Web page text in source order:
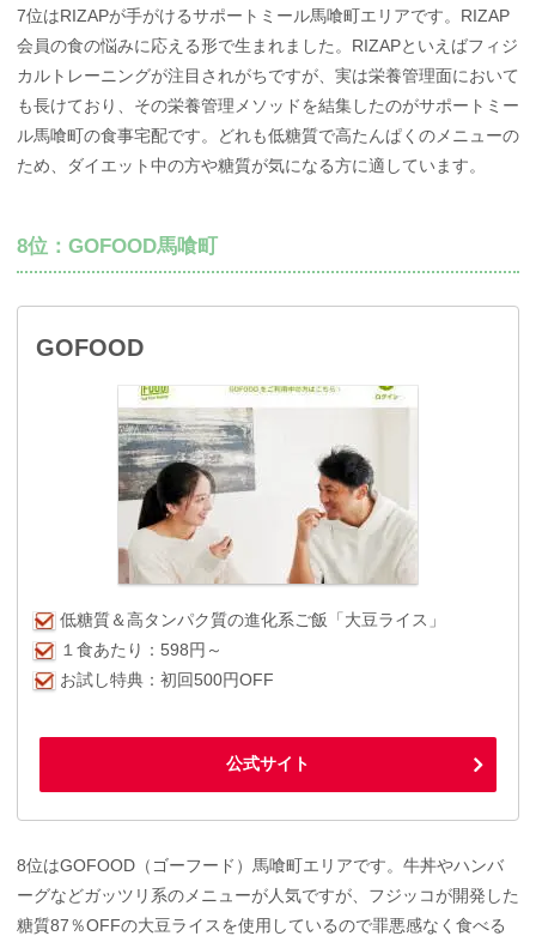
7位はRIZAPが手がけるサポートミール馬喰町エリアです。RIZAP
会員の食の悩みに応える形で生まれました。RIZAPといえばフィジ
カルトレーニングが注目されがちですが、実は栄養管理面において
も長けており、その栄養管理メソッドを結集したのがサポートミー
ル馬喰町の食事宅配です。どれも低糖質で高たんぱくのメニューの
ため、ダイエット中の方や糖質が気になる方に適しています。
8位：GOFOOD馬喰町
GOFOOD
低糖質＆高タンパク質の進化系ご飯「大豆ライス」
１食あたり：598円～
お試し特典：初回500円OFF
公式サイト
8位はGOFOOD（ゴーフード）馬喰町エリアです。牛丼やハンバ
ーグなどガッツリ系のメニューが人気ですが、フジッコが開発した
糖質87％OFFの大豆ライスを使用しているので罪悪感なく食べる